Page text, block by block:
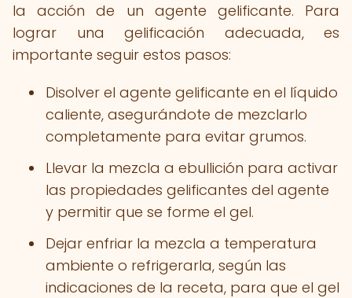
la acción de un agente gelificante. Para
lograr una gelificación adecuada, es
importante seguir estos pasos:
Disolver el agente gelificante en el líquido
caliente, asegurándote de mezclarlo
completamente para evitar grumos.
Llevar la mezcla a ebullición para activar
las propiedades gelificantes del agente
y permitir que se forme el gel.
Dejar enfriar la mezcla a temperatura
ambiente o refrigerarla, según las
indicaciones de la receta, para que el gel